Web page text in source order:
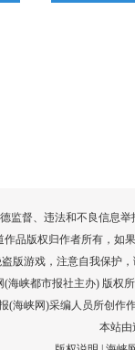
监督、违法和不良信息举
作品版权归作者所有，如
版游戏，注意自我保护
(海峡都市报社主办) 版权
(海峡网)采编人员所创作
本站由